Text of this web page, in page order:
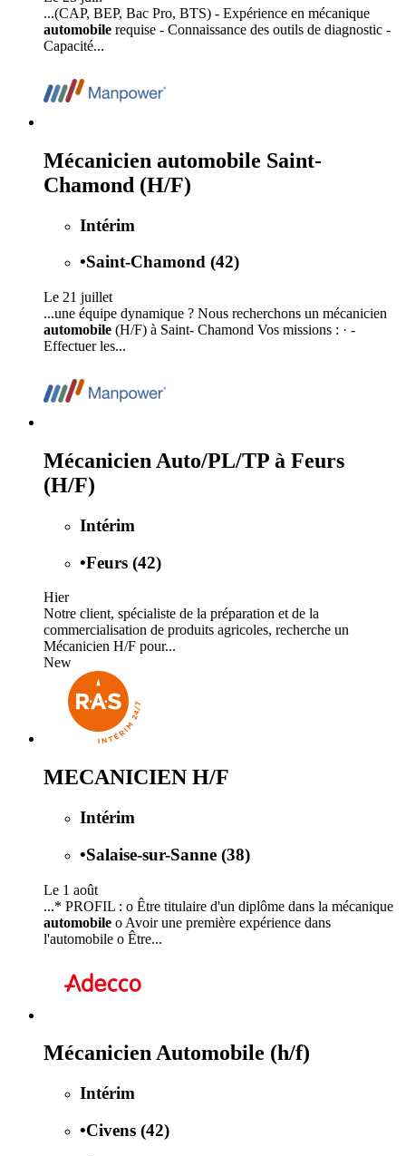
...(CAP, BEP, Bac Pro, BTS) - Expérience en mécanique
automobile requise - Connaissance des outils de diagnostic -
Capacité...
Mécanicien automobile Saint-
Chamond (H/F)
Intérim
•Saint-Chamond (42)
Le 21 juillet
...une équipe dynamique ? Nous recherchons un mécanicien
automobile (H/F) à Saint- Chamond Vos missions : · -
Effectuer les...
Mécanicien Auto/PL/TP à Feurs
(H/F)
Intérim
•Feurs (42)
Hier
Notre client, spécialiste de la préparation et de la
commercialisation de produits agricoles, recherche un
Mécanicien H/F pour...
New
MECANICIEN H/F
Intérim
•Salaise-sur-Sanne (38)
Le 1 août
...* PROFIL : o Être titulaire d'un diplôme dans la mécanique
automobile o Avoir une première expérience dans
l'automobile o Être...
Mécanicien Automobile (h/f)
Intérim
•Civens (42)